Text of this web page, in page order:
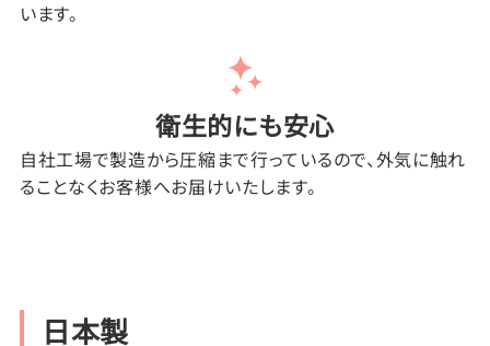
います。
衛生的にも安心
自社工場で製造から圧縮まで行っているので、外気に触れ
ることなくお客様へお届けいたします。
日本製